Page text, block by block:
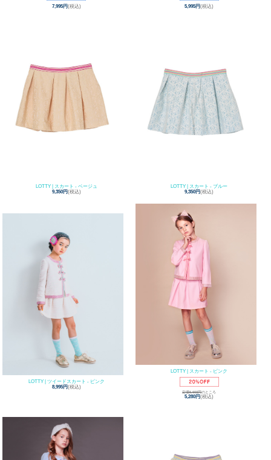
7,995円(税込) 5,995円(税込)
LOTTY | スカート - ベージュ
9,350円(税込)
LOTTY | スカート - ブルー
9,350円(税込)
LOTTY | ツイードスカート - ピンク
8,995円(税込)
LOTTY | スカート - ピンク
定価6,600円のところ
5,280円(税込)